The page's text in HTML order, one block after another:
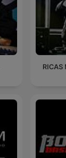
RICAS